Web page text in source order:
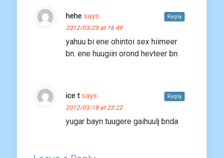
hehe says:
2012/03/20 at 16:49
yahuu bi ene ohintoi sex hiimeer
bn. ene huugiin orond hevteer bn
Reply
ice t says:
2012/03/18 at 23:22
yugar bayn tuugere gaihuulj bnda
Reply